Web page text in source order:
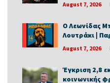
August 7, 2026
Ο Λεωνίδας
Λουτράκι |
August 7, 2026
Έγκριση 2,8
κοινωνικής